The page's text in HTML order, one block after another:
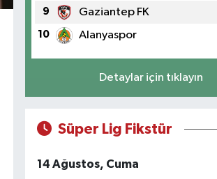
9 Gaziantep FK
10 Alanyaspor
Detaylar için tıklayın
Süper Lig Fikstür
14 Ağustos, Cuma